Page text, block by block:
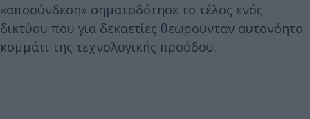
«αποσύνδεση» σηματοδότησε το τέλος ενός
δικτύου που για δεκαετίες θεωρούνταν αυτονόητο
κομμάτι της τεχνολογικής προόδου.